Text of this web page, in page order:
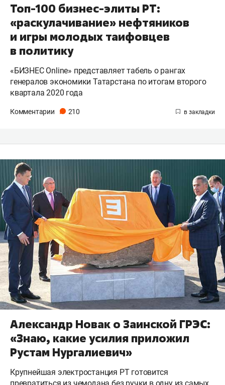
Топ-100 бизнес-элиты РТ:
«раскулачивание» нефтяников
и игры молодых таифовцев
в политику
«БИЗНЕС Online» представляет табель о рангах
генералов экономики Татарстана по итогам второго
квартала 2020 года
Комментарии 210
Александр Новак о Заинской ГРЭС:
«Знаю, какие усилия приложил
Рустам Нургалиевич»
Крупнейшая электростанция РТ готовится